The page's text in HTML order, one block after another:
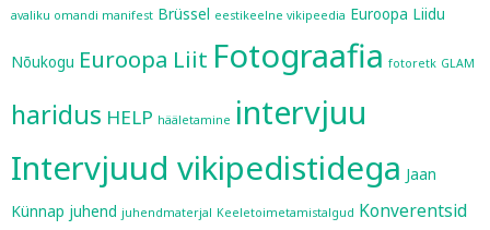
avaliku omandi manifest Brüssel eestikeelne vikipeedia Euroopa Liidu
Nõukogu Euroopa Liit Fotograafia fotoretk GLAM
haridus HELP hääletamine intervjuu
Intervjuud vikipedistidega Jaan
Künnap juhend juhendmaterjal Keeletoimetamistalgud Konverentsid